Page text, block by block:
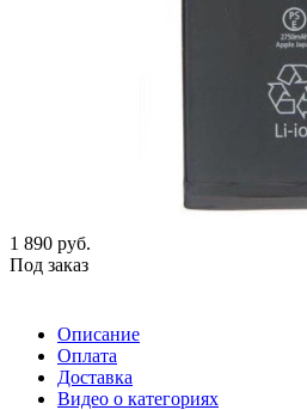
1 890 руб.
Под заказ
Описание
Оплата
Доставка
Видео о категориях